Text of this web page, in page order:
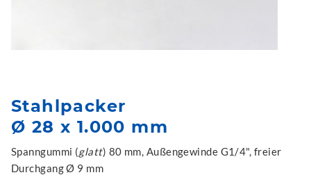
Stahlpacker
Ø 28 x 1.000 mm
Spanngummi (glatt) 80 mm, Außengewinde G1/4", freier
Durchgang Ø 9 mm